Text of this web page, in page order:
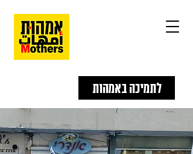
לתמיכה באמהות